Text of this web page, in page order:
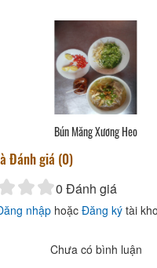
Bún Măng Xương Heo
Đánh giá (0)
0 Đánh giá
nhập hoặc Đăng ký tài
Chưa có bình luận